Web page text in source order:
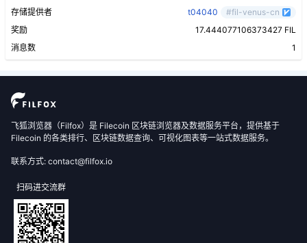
存储提供者
t04040
#fil-venus-cn
奖励
17.444077106373427 FIL
消息数
1
飞狐浏览器（Filfox）是 Filecoin 区块链浏览器及数据服务平台，提供基于
Filecoin 的各类排行、区块链数据查询、可视化图表等一站式数据服务。
联系方式: contact@filfox.io
扫码进交流群